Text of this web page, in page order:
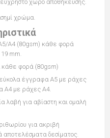
χώρο αποθήκευσης.
χρώμα.
A4 (80gsm) κάθε φορά
mm.
κάθε φορά (80gsm)
εύκολα έγγραφα A5 με ράχες
A4 με ράχες A4.
λαβή για αβίαστη και ομαλή
για ακριβή
αποτελέσματα δεσίματος.